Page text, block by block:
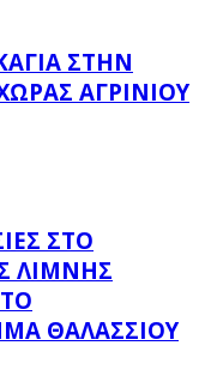
ΣΤΗΝ
ΑΓΡΙΝΊΟΥ
ΣΤΟ
ΛΊΜΝΗΣ
ΘΑΛΆΣΣΙΟΥ